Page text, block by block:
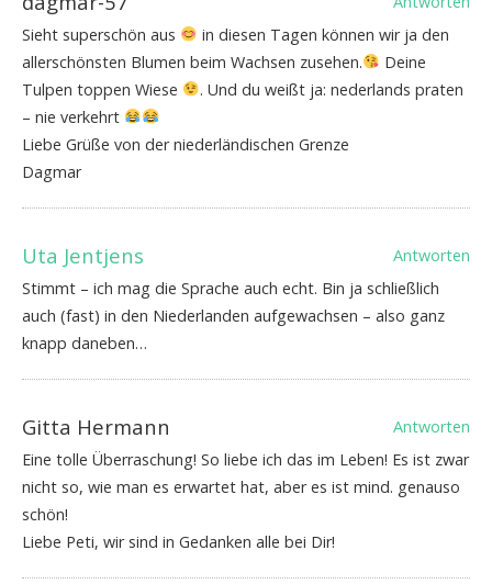
Sieht superschön aus
in diesen Tagen können wir ja den
allerschönsten Blumen beim Wachsen zusehen.
Deine
Tulpen toppen Wiese
. Und du weißt ja: nederlands praten
– nie verkehrt
Liebe Grüße von der niederländischen Grenze
Dagmar
Uta Jentjens
Antworten
Stimmt – ich mag die Sprache auch echt. Bin ja schließlich
auch (fast) in den Niederlanden aufgewachsen – also ganz
knapp daneben…
Gitta Hermann
Antworten
Eine tolle Überraschung! So liebe ich das im Leben! Es ist zwar
nicht so, wie man es erwartet hat, aber es ist mind. genauso
schön!
Liebe Peti, wir sind in Gedanken alle bei Dir!